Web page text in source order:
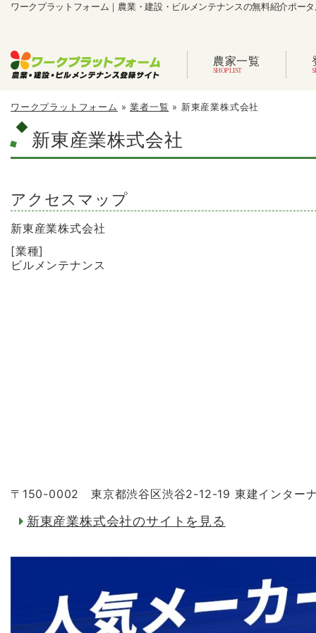
ワークプラットフォーム｜農業・建設・ビルメンテナンスの無料紹介ポー
農家一覧
ワークプラットフォーム »業者一覧 » 新東産業株式会社
新東産業株式会社
アクセスマップ
新東産業株式会社
[業種]
ビルメンテナンス
〒150-0002 東京都渋谷区渋谷2-12-19 東建インター
新東産業株式会社のサイトを見る